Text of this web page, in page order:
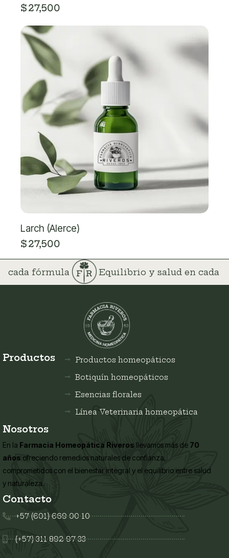
$27,500
Larch (Alerce)
$27,500
cada fórmula Equilibrio y salud en cada
Productos
Productos homeopáticos
Botiquín homeopáticos
Esencias florales
Línea Veterinaria homeopática
Nosotros
En la Farmacia Homeopática Riveros llevamos más de 70
años ofreciendo remedios naturales de confianza,
comprometidos con el bienestar integral y el equilibrio entre salud
y naturaleza.
Contacto
+57 (601) 669 00 10
(+57) 311 892 97 33